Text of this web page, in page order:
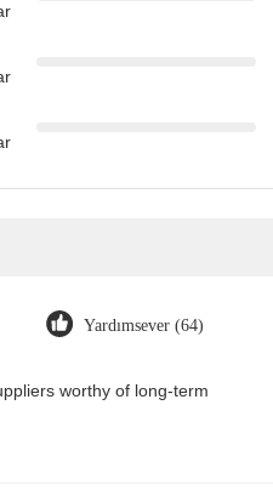
Yardımsever (64)
worthy of long-term